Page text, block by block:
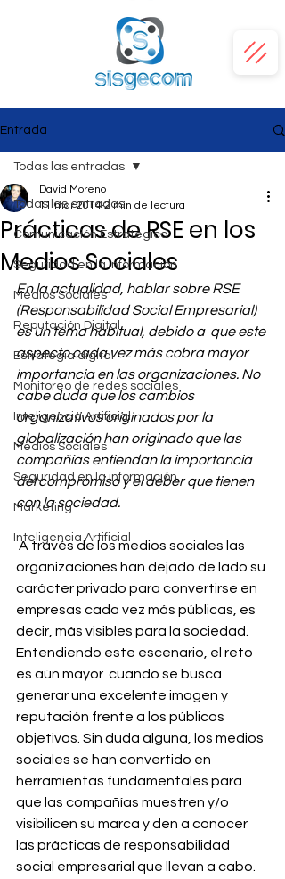
Entrada
Todas las entradas
Comunicación Estratégica
Seguridad en la Información
Medios Sociales
Reputación Digital
Estrategia digital
Monitoreo de redes sociales
Inteligencia Artificial
Medios Sociales
Seguridad en la información
Marketing
Inteligencia Artificial
Todas las entradas
Prácticas de RSE en los
Medios Sociales
David Moreno
11 mar 2014 2 min de lectura
En la actualidad, hablar sobre RSE
(Responsabilidad Social Empresarial)
es un tema habitual, debido a  que este
aspecto cada vez más cobra mayor
importancia en las organizaciones. No
cabe duda que los cambios
organizativos originados por la
globalización han originado que las
compañías entiendan la importancia
del compromiso y el deber que tienen
con la sociedad.
A través de los medios sociales las
organizaciones han dejado de lado su
carácter privado para convertirse en
empresas cada vez más públicas, es
decir, más visibles para la sociedad.
Entendiendo este escenario, el reto
es aún mayor  cuando se busca
generar una excelente imagen y
reputación frente a los públicos
objetivos. Sin duda alguna, los medios
sociales se han convertido en
herramientas fundamentales para
que las compañías muestren y/o
visibilicen su marca y den a conocer
las prácticas de responsabilidad
social empresarial que llevan a cabo.